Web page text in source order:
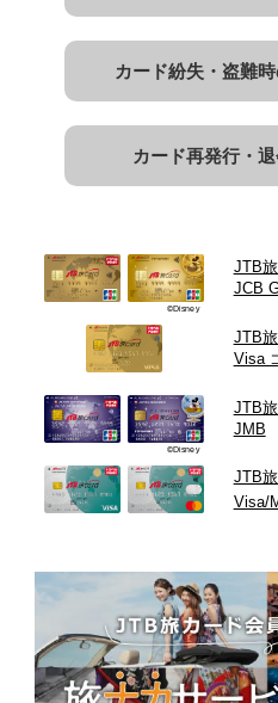
カード紛失・盗難
カード再発行・
©Disney
JTB
JCB
JTB
Visa
©Disney
JTB
JMB
JTB
Visa/